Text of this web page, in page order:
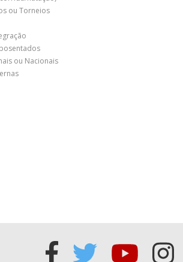
ou Torneios
ou Nacionais
Acessar
Acessar